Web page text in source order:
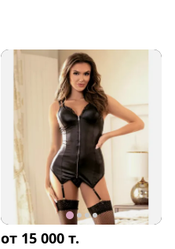
от 15 000т.